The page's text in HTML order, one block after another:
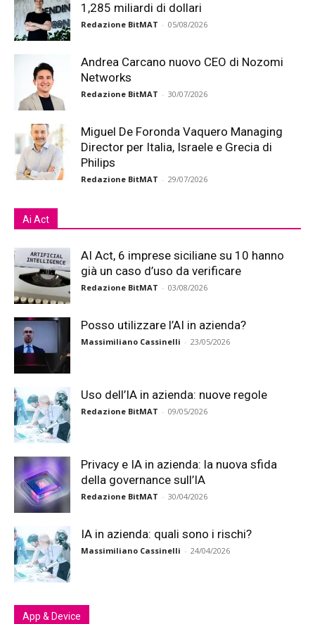
1,285 miliardi di dollari
Redazione BitMAT - 05/08/2026
Andrea Carcano nuovo CEO di Nozomi
Networks
Redazione BitMAT - 30/07/2026
Miguel De Foronda Vaquero Managing
Director per Italia, Israele e Grecia di
Philips
Redazione BitMAT - 29/07/2026
Ai Act
AI Act, 6 imprese siciliane su 10 hanno
già un caso d’uso da verificare
Redazione BitMAT - 03/08/2026
Posso utilizzare l’AI in azienda?
Massimiliano Cassinelli - 23/05/2026
Uso dell’IA in azienda: nuove regole
Redazione BitMAT - 09/05/2026
Privacy e IA in azienda: la nuova sfida
della governance sull’IA
Redazione BitMAT - 30/04/2026
IA in azienda: quali sono i rischi?
Massimiliano Cassinelli - 24/04/2026
App & Device